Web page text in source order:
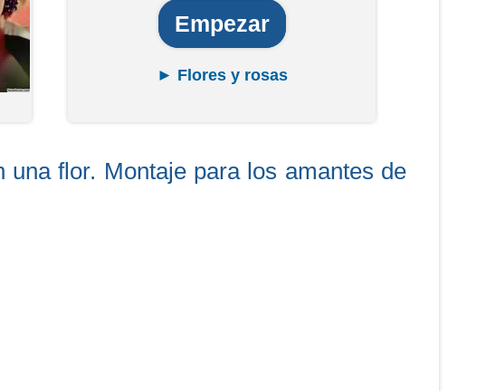
Empezar
► Flores y rosas
flor. Montaje para los amantes de